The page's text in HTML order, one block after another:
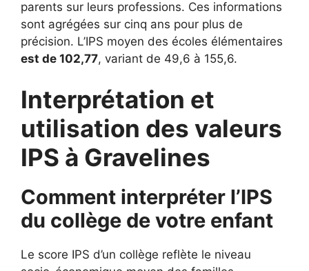
parents sur leurs professions. Ces informations
sont agrégées sur cinq ans pour plus de
précision. L’IPS moyen des écoles élémentaires
est de 102,77, variant de 49,6 à 155,6.
Interprétation et
utilisation des valeurs
IPS à Gravelines
Comment interpréter l’IPS
du collège de votre enfant
Le score IPS d’un collège reflète le niveau